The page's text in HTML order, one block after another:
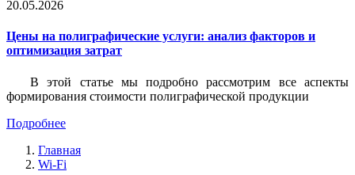
20.05.2026
Цены на полиграфические услуги: анализ факторов и
оптимизация затрат
В этой статье мы подробно рассмотрим все аспекты
формирования стоимости полиграфической продукции
Подробнее
Главная
Wi-Fi